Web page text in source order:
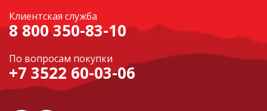
Клиентская служба
8 800 350-83-10
По вопросам покупки
+7 3522 60-03-06